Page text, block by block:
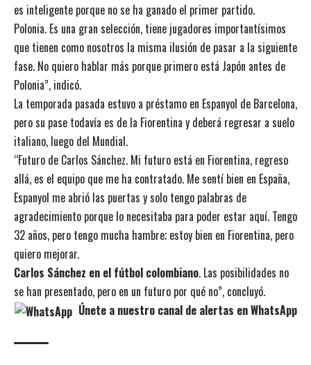
es inteligente porque no se ha ganado el primer partido.
Polonia. Es una gran selección, tiene jugadores importantísimos
que tienen como nosotros la misma ilusión de pasar a la siguiente
fase. No quiero hablar más porque primero está Japón antes de
Polonia”, indicó.
La temporada pasada estuvo a préstamo en Espanyol de Barcelona,
pero su pase todavía es de la Fiorentina y deberá regresar a suelo
italiano, luego del Mundial.
“Futuro de Carlos Sánchez. Mi futuro está en Fiorentina, regreso
allá, es el equipo que me ha contratado. Me sentí bien en España,
Espanyol me abrió las puertas y solo tengo palabras de
agradecimiento porque lo necesitaba para poder estar aquí. Tengo
32 años, pero tengo mucha hambre; estoy bien en Fiorentina, pero
quiero mejorar.
Carlos Sánchez en el fútbol colombiano. Las posibilidades no
se han presentado, pero en un futuro por qué no”, concluyó.
Únete a nuestro canal de alertas en WhatsApp